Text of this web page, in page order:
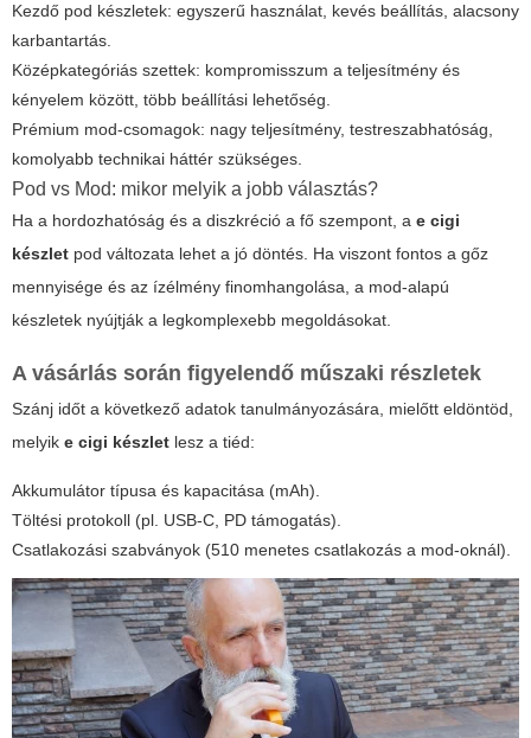
Kezdő pod készletek: egyszerű használat, kevés beállítás, alacsony
karbantartás.
Középkategóriás szettek: kompromisszum a teljesítmény és
kényelem között, több beállítási lehetőség.
Prémium mod-csomagok: nagy teljesítmény, testreszabhatóság,
komolyabb technikai háttér szükséges.
Pod vs Mod: mikor melyik a jobb választás?
Ha a hordozhatóság és a diszkréció a fő szempont, a e cigi
készlet pod változata lehet a jó döntés. Ha viszont fontos a gőz
mennyisége és az ízélmény finomhangolása, a mod-alapú
készletek nyújtják a legkomplexebb megoldásokat.
A vásárlás során figyelendő műszaki részletek
Szánj időt a következő adatok tanulmányozására, mielőtt eldöntöd,
melyik e cigi készlet lesz a tiéd:
Akkumulátor típusa és kapacitása (mAh).
Töltési protokoll (pl. USB-C, PD támogatás).
Csatlakozási szabványok (510 menetes csatlakozás a mod-oknál).